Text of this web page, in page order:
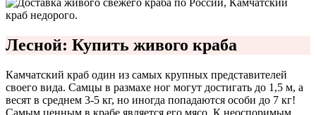
Лесной: Купить живого краба
Камчатский краб один из самых крупных представителей
своего вида. Самцы в размахе ног могут достигать до 1,5 м, а
весят в среднем 3-5 кг, но иногда попадаются особи до 7 кг!
Самым ценным в крабе является его мясо. К неоспоримым